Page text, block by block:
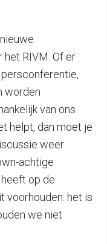
RIVM. Of er
worden
van ons
helpt, dan moet je
weer
achtige
op de
voorhouden: het is
we niet